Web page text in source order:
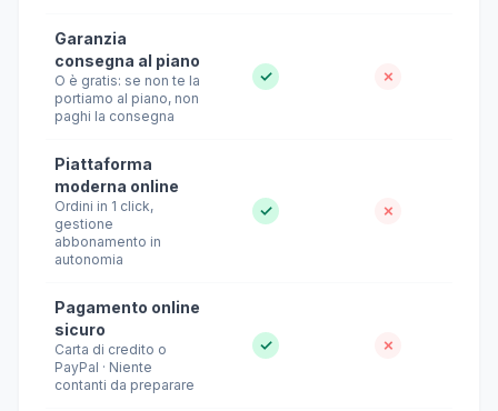
Garanzia
consegna al piano
O è gratis: se non te la
portiamo al piano, non
paghi la consegna
✓ ✗
Piattaforma
moderna online
Ordini in 1 click,
gestione
abbonamento in
autonomia
✓ ✗
Pagamento online
sicuro
Carta di credito o
PayPal · Niente
contanti da preparare
✓ ✗